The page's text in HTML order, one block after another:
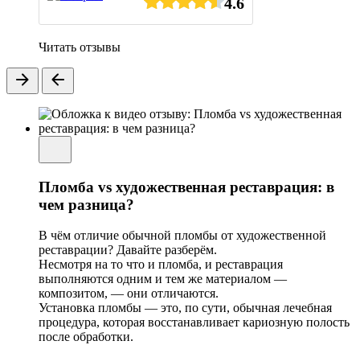
Читать отзывы
Пломба vs художественная реставрация: в
чем разница?
В чём отличие обычной пломбы от художественной
реставрации? Давайте разберём.
Несмотря на то что и пломба, и реставрация
выполняются одним и тем же материалом —
композитом, — они отличаются.
Установка пломбы — это, по сути, обычная лечебная
процедура, которая восстанавливает кариозную полость
после обработки.